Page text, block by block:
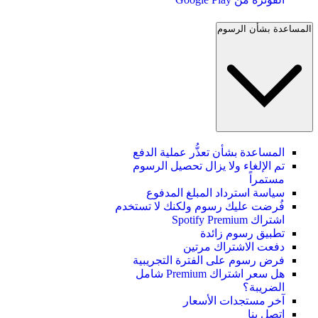
المساعدة بشأن الرسوم
المساعدة بشأن تعذُّر عملية الدفع
تم الإلغاء ولا يزال تحصيل الرسوم
مستمراً
سياسة استرداد المبلغ المدفوع
فُرضت عليك رسوم ولكنك لا تستخدم
اشتراك Spotify Premium
تطبيق رسوم زائدة
دفعت الاشتراك مرتين
فرض رسوم على الفترة التجريبية
هل سعر اشتراك Premium شامل
الضريبة؟
آخر مستجدات الأسعار
اتصل بنا